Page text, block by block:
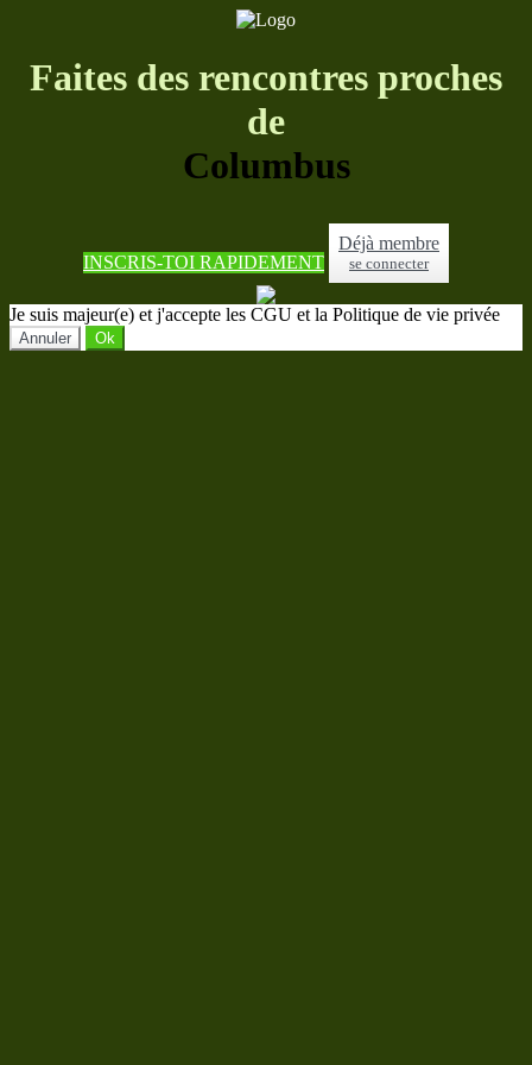
Faites des rencontres proches
de
Columbus
INSCRIS-TOI RAPIDEMENT
Déjà membre
se connecter
Je suis majeur(e) et j'accepte les CGU et la Politique de vie privée
Annuler Ok